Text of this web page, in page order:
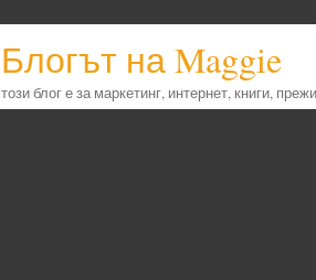
Блогът на Maggie
този блог е за маркетинг, интернет, книги,